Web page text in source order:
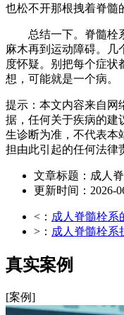
也松不开那根拽着脊髓
总结一下。脊髓栓系
麻木再到运动障碍。几
度怀疑。别把每个症状
想，可能就是一个病。
提示：本文内容来自网
据，任何关于疾病的建
生诊断为准，不代表本
担由此引起的任何法律
文章标题：成人
更新时间：2026-
<： 成人脊髓栓系
>： 成人脊髓栓系
真实案例
[案例]